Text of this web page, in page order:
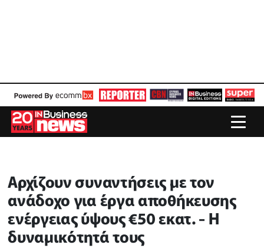
Αρχίζουν συναντήσεις με τον
ανάδοχο για έργα αποθήκευσης
ενέργειας ύψους €50 εκατ. - Η
δυναμικότητά τους